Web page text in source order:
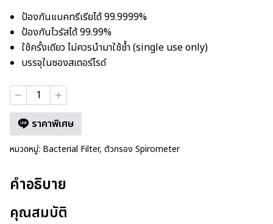
ป้องกันแบคทรีเรียได้ 99.9999%
ป้องกันไวรัสได้ 99.99%
ใช้ครั้งเดียว ไม่ควรนำมาใช้ช้ำ(single use only)
บรรจุในซองสเตอร์ไรด์
ราคาพิเศษ
หมวดหมู่: Bacterial Filter, ตัวกรอง Spirometer
คำอธิบาย
คุณสมบัติ